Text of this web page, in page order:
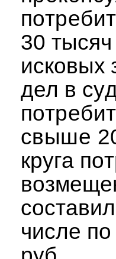
30
исковых
дел в
свыше
круга
числе